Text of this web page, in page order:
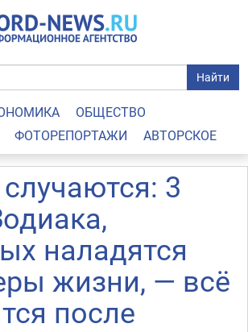
Найти
ОБЩЕСТВО
ФОТОРЕПОРТАЖИ АВТОРСКОЕ
3
наладятся
жизни, — всё
после